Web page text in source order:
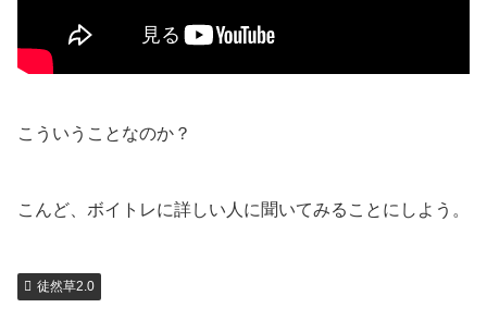
こういうことなのか？
こんど、ボイトレに詳しい人に聞いてみることにしよう。
徒然草2.0